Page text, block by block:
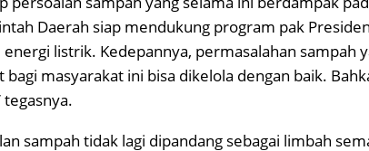
Daerah siap mendukung program pak
listrik. Kedepannya, permasalahan sampah
bagi masyarakat ini bisa dikelola dengan baik.
tegasnya.
sampah tidak lagi dipandang sebagai limbah